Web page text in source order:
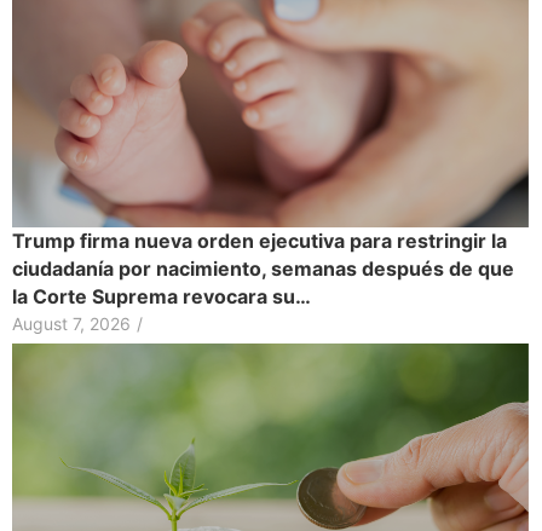
Trump firma nueva orden ejecutiva para restringir la
ciudadanía por nacimiento, semanas después de que
la Corte Suprema revocara su…
August 7, 2026 /